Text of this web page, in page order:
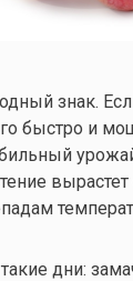
знак.
быстро и
дни: